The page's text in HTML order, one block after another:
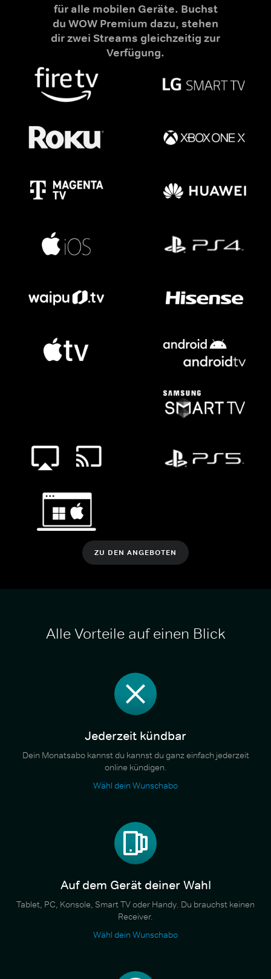
für alle mobilen Geräte. Buchst
du WOW Premium dazu, stehen
dir zwei Streams gleichzeitig zur
Verfügung.
ZU DEN ANGEBOTEN
Alle Vorteile auf einen Blick
Jederzeit kündbar
Dein Monatsabo kannst du kannst du ganz einfach jederzeit
online kündigen.
Wähl dein Wunschabo
Auf dem Gerät deiner Wahl
Tablet, PC, Konsole, Smart TV oder Handy. Du brauchst keinen
Receiver.
Wähl dein Wunschabo